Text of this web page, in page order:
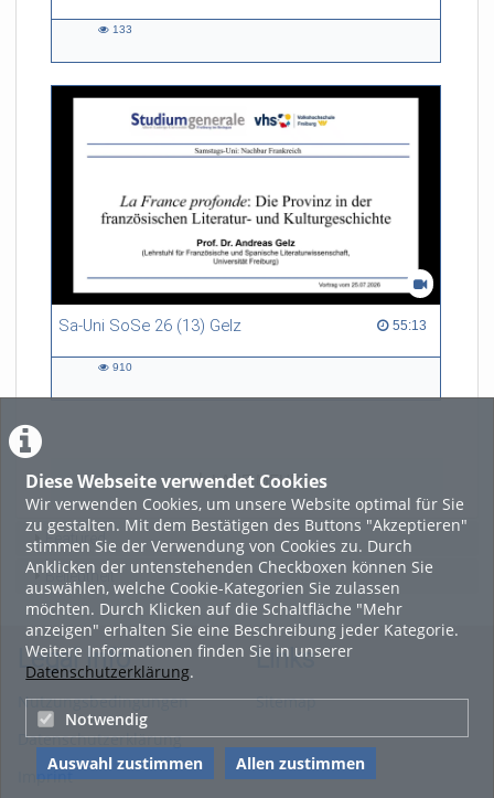
Diese Webseite verwendet Cookies
Wir verwenden Cookies, um unsere Website optimal für Sie
zu gestalten. Mit dem Bestätigen des Buttons "Akzeptieren"
stimmen Sie der Verwendung von Cookies zu. Durch
Anklicken der untenstehenden Checkboxen können Sie
auswählen, welche Cookie-Kategorien Sie zulassen
möchten. Durch Klicken auf die Schaltfläche "Mehr
anzeigen" erhalten Sie eine Beschreibung jeder Kategorie.
Weitere Informationen finden Sie in unserer
Datenschutzerklärung.
Notwendig
Auswahl zustimmen Allen zustimmen
133
Sa-Uni SoSe 26 (13) Gelz 55:13
55:13 duration
910
LADE MEHR
Featured
Beliebtheit
Legal Info
Nutzungsbedingungen
Datenschutzerklärung
Imprint
Links
Sitemap